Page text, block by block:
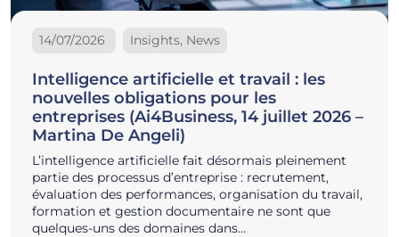
14/07/2026 Insights, News
Intelligence artificielle et travail : les
nouvelles obligations pour les
entreprises (Ai4Business, 14 juillet 2026 –
Martina De Angeli)
L’intelligence artificielle fait désormais pleinement
partie des processus d’entreprise : recrutement,
évaluation des performances, organisation du travail,
formation et gestion documentaire ne sont que
quelques-uns des domaines dans…